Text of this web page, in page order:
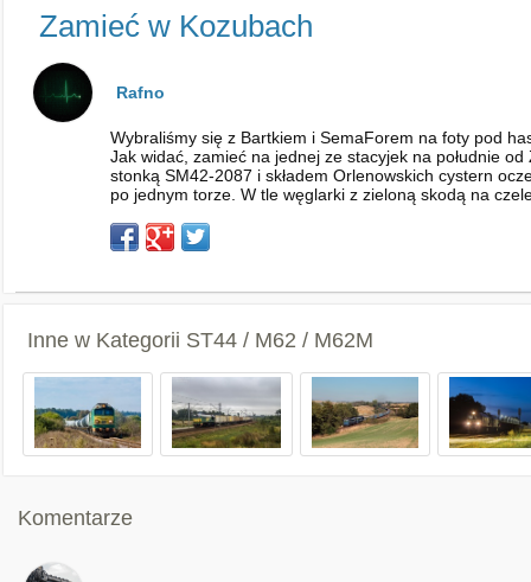
Zamieć w Kozubach
Rafno
Wybraliśmy się z Bartkiem i SemaForem na foty pod
Jak widać, zamieć na jednej ze stacyjek na południe
stonką SM42-2087 i składem Orlenowskich cystern
po jednym torze. W tle węglarki z zieloną skodą na
Inne w Kategorii ST44 / M62 / M62M
Komentarze